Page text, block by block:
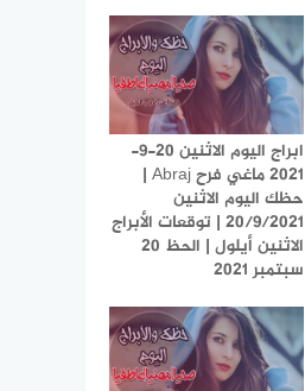
ابراج اليوم الاثنين 20-9-
2021 ماغي فرح Abraj |
حظك اليوم الاثنين
20/9/2021 | توقعات الأبراج
الاثنين أيلول | الحظ 20
سبتمبر 2021